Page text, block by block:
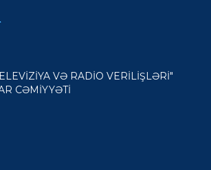
VƏ RADİO VERİLİŞLƏRİ"
CƏMİYYƏTİ